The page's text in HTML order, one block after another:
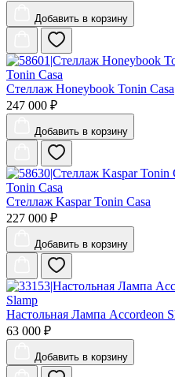
Добавить в корзину
Tonin Casa
Стеллаж Honeybook Tonin Casa
247 000 ₽
Добавить в корзину
Tonin Casa
Стеллаж Kaspar Tonin Casa
227 000 ₽
Добавить в корзину
Slamp
Настольная Лампа Accordeon
63 000 ₽
Добавить в корзину